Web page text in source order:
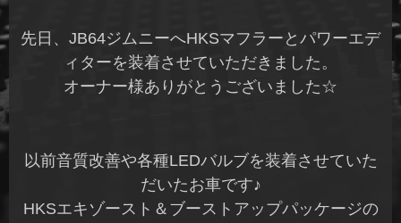
先日、JB64ジムニーへHKSマフラーとパワーエデ
ィターを装着させていただきました。
オーナー様ありがとうございました☆
以前音質改善や各種LEDバルブを装着させていた
だいたお車です♪
HKSエキゾースト＆ブーストアップパッケージの